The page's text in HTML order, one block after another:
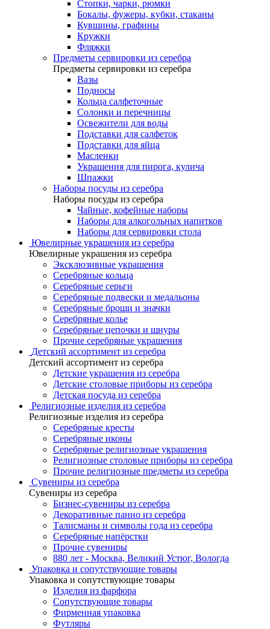
Стопки, чарки, рюмки
Бокалы, фужеры, кубки, стаканы
Кувшины, графины
Кружки
Фляжки
Предметы сервировки из серебра
Предметы сервировки из серебра
Вазы
Подносы
Кольца салфеточные
Солонки и перечницы
Освежители для воды
Подставки для салфеток
Подставки для яйца
Масленки
Украшения для пирога, кулича
Шпажки
Наборы посуды из серебра
Наборы посуды из серебра
Чайные, кофейные наборы
Наборы для алкогольных напитков
Наборы для сервировки стола
Ювелирные украшения из серебра
Ювелирные украшения из серебра
Эксклюзивные украшения
Серебряные кольца
Серебряные серьги
Серебряные подвески и медальоны
Серебряные броши и значки
Серебряные колье
Серебряные цепочки и шнуры
Прочие серебряные украшения
Детский ассортимент из серебра
Детский ассортимент из серебра
Детские украшения из серебра
Детские столовые приборы из серебра
Детская посуда из серебра
Религиозные изделия из серебра
Религиозные изделия из серебра
Серебряные кресты
Серебряные иконы
Серебряные религиозные украшения
Религиозные столовые приборы из серебра
Прочие религиозные предметы из серебра
Сувениры из серебра
Сувениры из серебра
Бизнес-сувениры из серебра
Декоративные панно из серебра
Талисманы и символы года из серебра
Серебряные напёрстки
Прочие сувениры
880 лет - Москва, Великий Устюг, Вологда
Упаковка и сопутствующие товары
Упаковка и сопутствующие товары
Изделия из фарфора
Сопутствующие товары
Фирменная упаковка
Футляры